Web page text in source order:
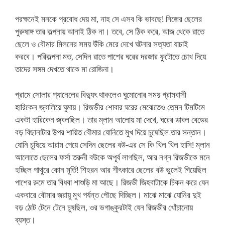
পরক্ষনেই মনকে প্রবোধ দেয় মা, নাহ সে এসব কি ভাবছে! নিজের ছেলের
পুরুষাঙ্গ তার কল্পনায় আনাই ঠিক না। তবে, সে ঠিক করে, আজ থেকে রাতে
ছেলে ও বৌমার মিলনের সময় উঁকি মেরে দেখে ঘটনার সত্যতা যাচাই
করবে। পরিকল্পনা মত, সেদিন রাতে পাশের ঘরের দরজার ফুটোতে চোখ দিয়ে
তাদের সঙ্গম দেখতে থাকে মা রোজিনা।
গ্রামে সোলার প্যানেলের বিদ্যুৎ থাকলেও ঘুমোনোর সময় গ্রামবাসী
হারিকেন জ্বালিয়ে ঘুমায়। রিজভীর শোবার ঘরের মেঝেতেও তেমন টিমটিমে
একটা হারিকেন জ্বলছিল। তার ম্লান আলোয় মা দেখে, ঘরের ডাবল বেডের
বড় বিছানাটার উপর শায়িত বৌমার যোনিতে মুখ দিয়ে চুষেছিল তার সন্তান।
যোনি চুষিয়ে আরাম পেয়ে সেদিন ছেলের বউ-এর সে কি খিল খিল হাসি! ম্লান
আলোতে ছেলের ফর্সা তরুনী বউকে অপূর্ব লাগছিল, আর নগ্ন রিজভীকে মনে
হচ্ছিল পাথুরে কোন মূর্তি! শিহরন আর শীৎকারে ছেলের বউ ভুলেই গিয়েছিল
পাশের রুমে তার বিধবা শাশুড়ি মা আছে। রিজভী জিহবাটাকে চিকন করে যেন
একবারে বৌমার জরায়ু মুখ পর্যন্ত পৌছে দিচ্ছিল। মাঝে মাঝে যোনির দুই
বড় ঠোট টেনে টেনে চুষছিল, ওর ভগাঙ্কুরটাই যেন রিজভীর খোঁচানোয়
ব্যস্ত।